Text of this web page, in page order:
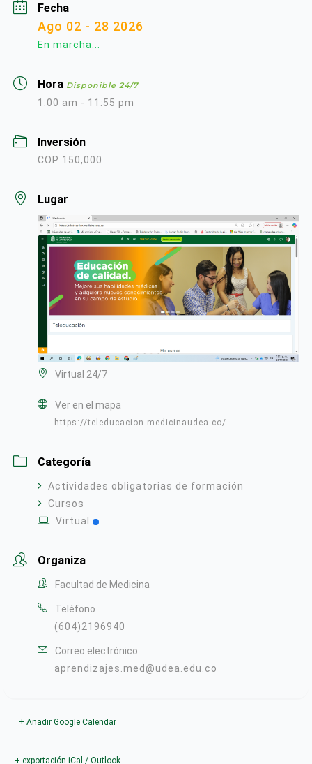
Fecha
Ago 02 - 28 2026
En marcha...
Hora Disponible 24/7
1:00 am - 11:55 pm
Inversión
COP 150,000
Lugar
Virtual 24/7
Ver en el mapa
https://teleducacion.medicinaudea.co/
Categoría
Actividades obligatorias de formación
Cursos
Virtual
Organiza
Facultad de Medicina
Teléfono
(604)2196940
Correo electrónico
aprendizajes.med@udea.edu.co
+ Añadir Google Calendar
+ exportación iCal / Outlook